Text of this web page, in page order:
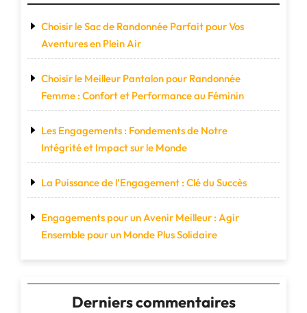
Choisir le Sac de Randonnée Parfait pour Vos
Aventures en Plein Air
Choisir le Meilleur Pantalon pour Randonnée
Femme : Confort et Performance au Féminin
Les Engagements : Fondements de Notre
Intégrité et Impact sur le Monde
La Puissance de l’Engagement : Clé du Succès
Engagements pour un Avenir Meilleur : Agir
Ensemble pour un Monde Plus Solidaire
Derniers commentaires